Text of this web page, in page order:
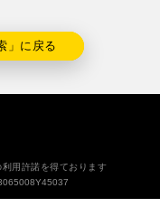
」に戻る
用許諾を得ております